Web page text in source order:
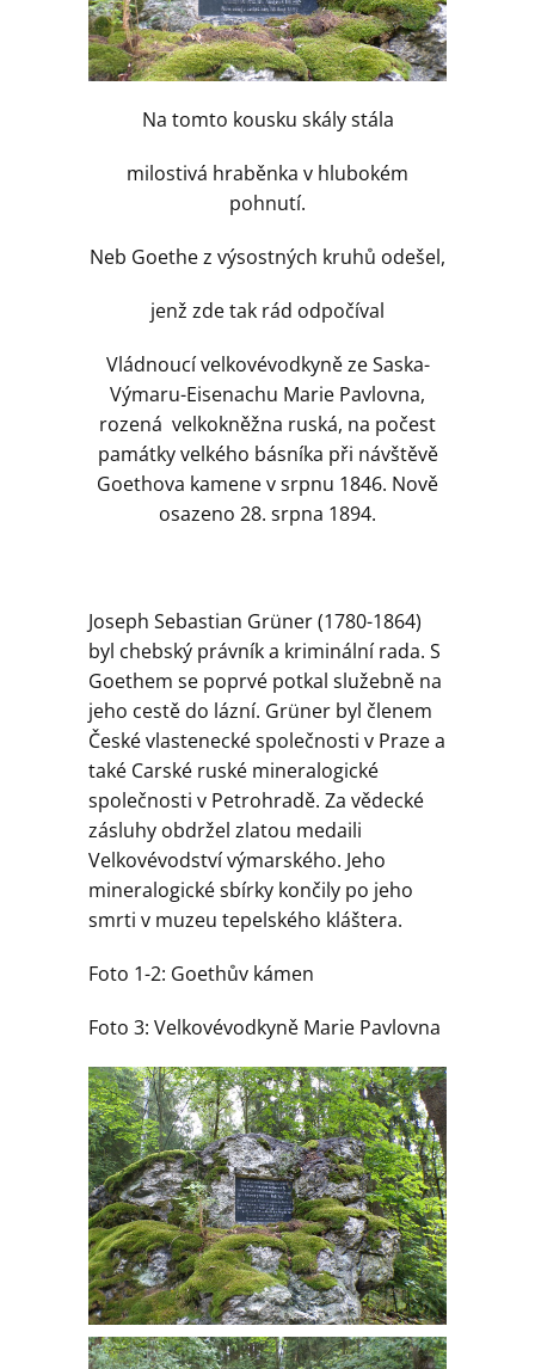
Na tomto kousku skály stála
milostivá hraběnka v hlubokém
pohnutí.
Neb Goethe z výsostných kruhů odešel,
jenž zde tak rád odpočíval
Vládnoucí velkovévodkyně ze Saska-
Výmaru-Eisenachu Marie Pavlovna,
rozená velkokněžna ruská, na počest
památky velkého básníka při návštěvě
Goethova kamene v srpnu 1846. Nově
osazeno 28. srpna 1894.
Joseph Sebastian Grüner (1780-1864)
byl chebský právník a kriminální rada. S
Goethem se poprvé potkal služebně na
jeho cestě do lázní. Grüner byl členem
České vlastenecké společnosti v Praze a
také Carské ruské mineralogické
společnosti v Petrohradě. Za vědecké
zásluhy obdržel zlatou medaili
Velkovévodství výmarského. Jeho
mineralogické sbírky končily po jeho
smrti v muzeu tepelského kláštera.
Foto 1-2: Goethův kámen
Foto 3: Velkovévodkyně Marie Pavlovna